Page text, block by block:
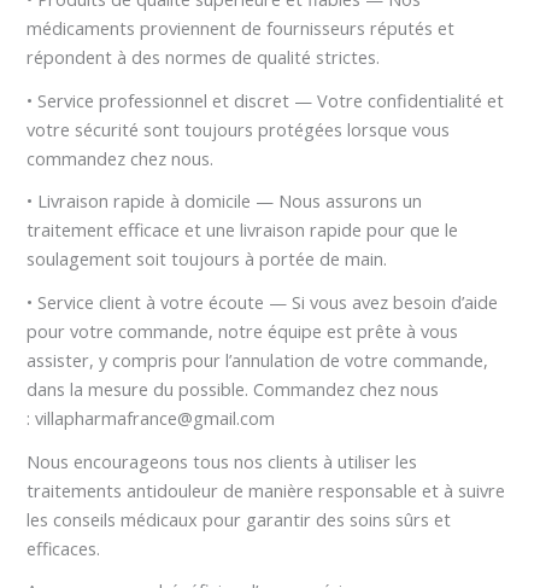
médicaments proviennent de fournisseurs réputés et
répondent à des normes de qualité strictes.
• Service professionnel et discret — Votre confidentialité et
votre sécurité sont toujours protégées lorsque vous
commandez chez nous.
• Livraison rapide à domicile — Nous assurons un
traitement efficace et une livraison rapide pour que le
soulagement soit toujours à portée de main.
• Service client à votre écoute — Si vous avez besoin d’aide
pour votre commande, notre équipe est prête à vous
assister, y compris pour l’annulation de votre commande,
dans la mesure du possible. Commandez chez nous
: villapharmafrance@gmail.com
Nous encourageons tous nos clients à utiliser les
traitements antidouleur de manière responsable et à suivre
les conseils médicaux pour garantir des soins sûrs et
efficaces.